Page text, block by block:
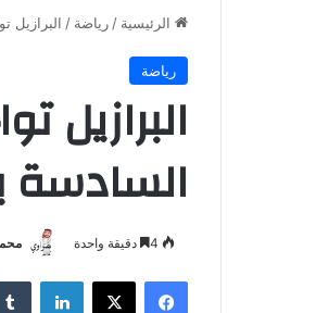
الرئيسية / رياضة / البرازيل
رياضة
البرازيل
السادسة
دقيقة واحدة
فيسبوك ‫X لينكدإن